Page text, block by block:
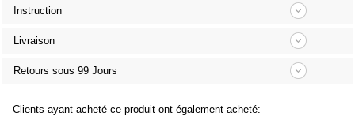
Instruction
Livraison
Retours sous 99 Jours
Clients ayant acheté ce produit ont également acheté: